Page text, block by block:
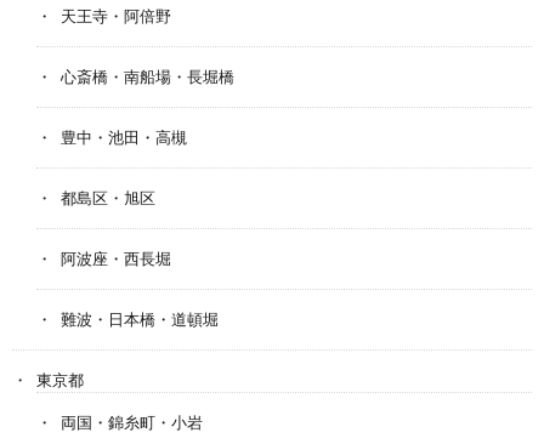
天王寺・阿倍野
心斎橋・南船場・長堀橋
豊中・池田・高槻
都島区・旭区
阿波座・西長堀
難波・日本橋・道頓堀
東京都
両国・錦糸町・小岩